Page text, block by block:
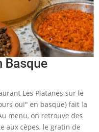
Basque
Les Platanes sur le
oui" en basque) fait la
menu, on retrouve des
aux cèpes, le gratin de